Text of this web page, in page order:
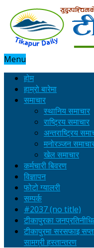
Menu
होम
हाम्रो बारेमा
समाचार
स्थानिय समाचार
राष्ट्रिय समाचार
अन्तराष्ट्रिय
मनोरञ्जन
खेल समाचार
कर्मचारी बिवरण
विज्ञापन
फोटो ग्यालरी
सम्पर्क
#2037 (no title)
टीकापुरका
टीकापुरमा सरसफाइ
सामग्री हस्तान्तरण